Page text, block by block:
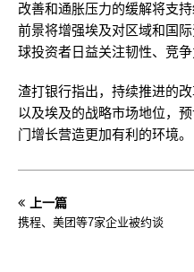
改善和通胀压力的缓解将支
前景将增强埃及对区域和国
球投资者日益关注韧性、竞
渣打银行指出，持续推进的
以及埃及的战略市场地位，
门增长营造更加有利的环境。
上一篇
携程、美团等7家企业被约谈